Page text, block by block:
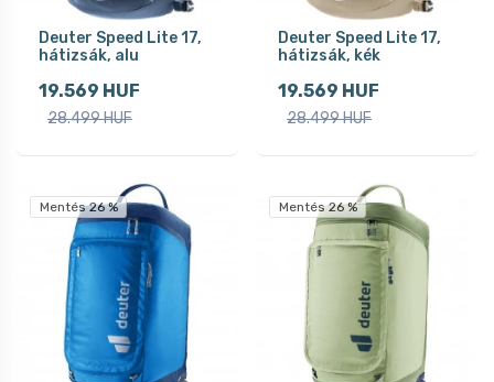
Deuter Speed Lite 17,
hátizsák, alu
19.569 HUF
28.499 HUF
Deuter Speed Lite 17,
hátizsák, kék
19.569 HUF
28.499 HUF
Mentés 26 % Mentés 26 %